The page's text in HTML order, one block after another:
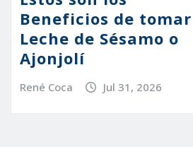
Beneficios de tomar
Leche de Sésamo o
Ajonjolí
René Coca Jul 31, 2026